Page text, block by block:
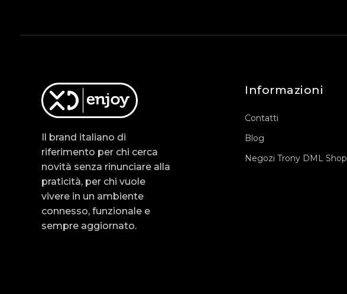
Il brand italiano di
riferimento per chi cerca
novità senza rinunciare alla
praticità, per chi vuole
vivere in un ambiente
connesso, funzionale e
sempre aggiornato.
Informazioni
Contatti
Blog
Negozi Trony DML Shop